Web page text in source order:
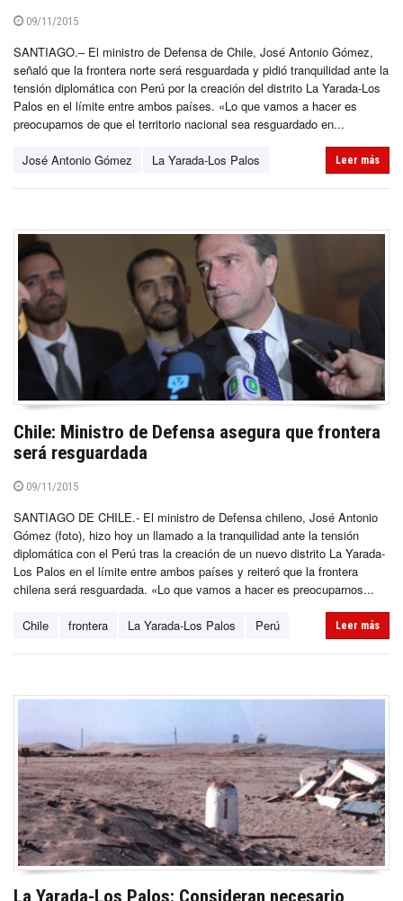
09/11/2015
SANTIAGO.– El ministro de Defensa de Chile, José Antonio Gómez,
señaló que la frontera norte será resguardada y pidió tranquilidad ante la
tensión diplomática con Perú por la creación del distrito La Yarada-Los
Palos en el límite entre ambos países. «Lo que vamos a hacer es
preocuparnos de que el territorio nacional sea resguardado en...
José Antonio Gómez La Yarada-Los Palos Leer más
Chile: Ministro de Defensa asegura que frontera
será resguardada
09/11/2015
SANTIAGO DE CHILE.- El ministro de Defensa chileno, José Antonio
Gómez (foto), hizo hoy un llamado a la tranquilidad ante la tensión
diplomática con el Perú tras la creación de un nuevo distrito La Yarada-
Los Palos en el límite entre ambos países y reiteró que la frontera
chilena será resguardada. «Lo que vamos a hacer es preocuparnos...
Chile frontera La Yarada-Los Palos Perú Leer más
La Yarada-Los Palos: Consideran necesario